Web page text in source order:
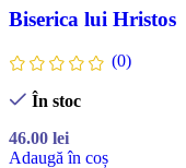
Biserica lui Hristos
(0)
În stoc
46.00 lei
Adaugă în coș